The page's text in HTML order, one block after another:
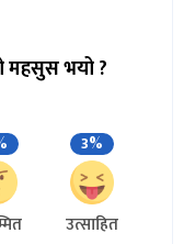
महसुस भयो ?
3%
उत्साहित